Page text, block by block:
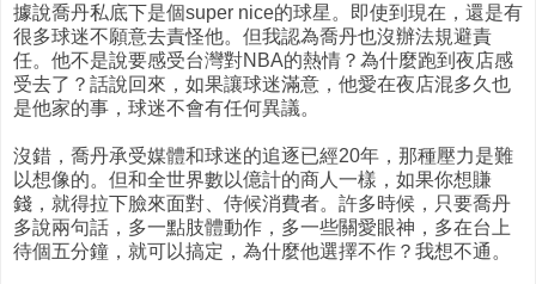
據說喬丹私底下是個super nice的球星。即使到現在，還是有
很多球迷不願意去責怪他。但我認為喬丹也沒辦法規避責
任。他不是說要感受台灣對NBA的熱情？為什麼跑到夜店感
受去了？話說回來，如果讓球迷滿意，他愛在夜店混多久也
是他家的事，球迷不會有任何異議。
沒錯，喬丹承受媒體和球迷的追逐已經20年，那種壓力是難
以想像的。但和全世界數以億計的商人一樣，如果你想賺
錢，就得拉下臉來面對、侍候消費者。許多時候，只要喬丹
多說兩句話，多一點肢體動作，多一些關愛眼神，多在台上
待個五分鐘，就可以搞定，為什麼他選擇不作？我想不通。